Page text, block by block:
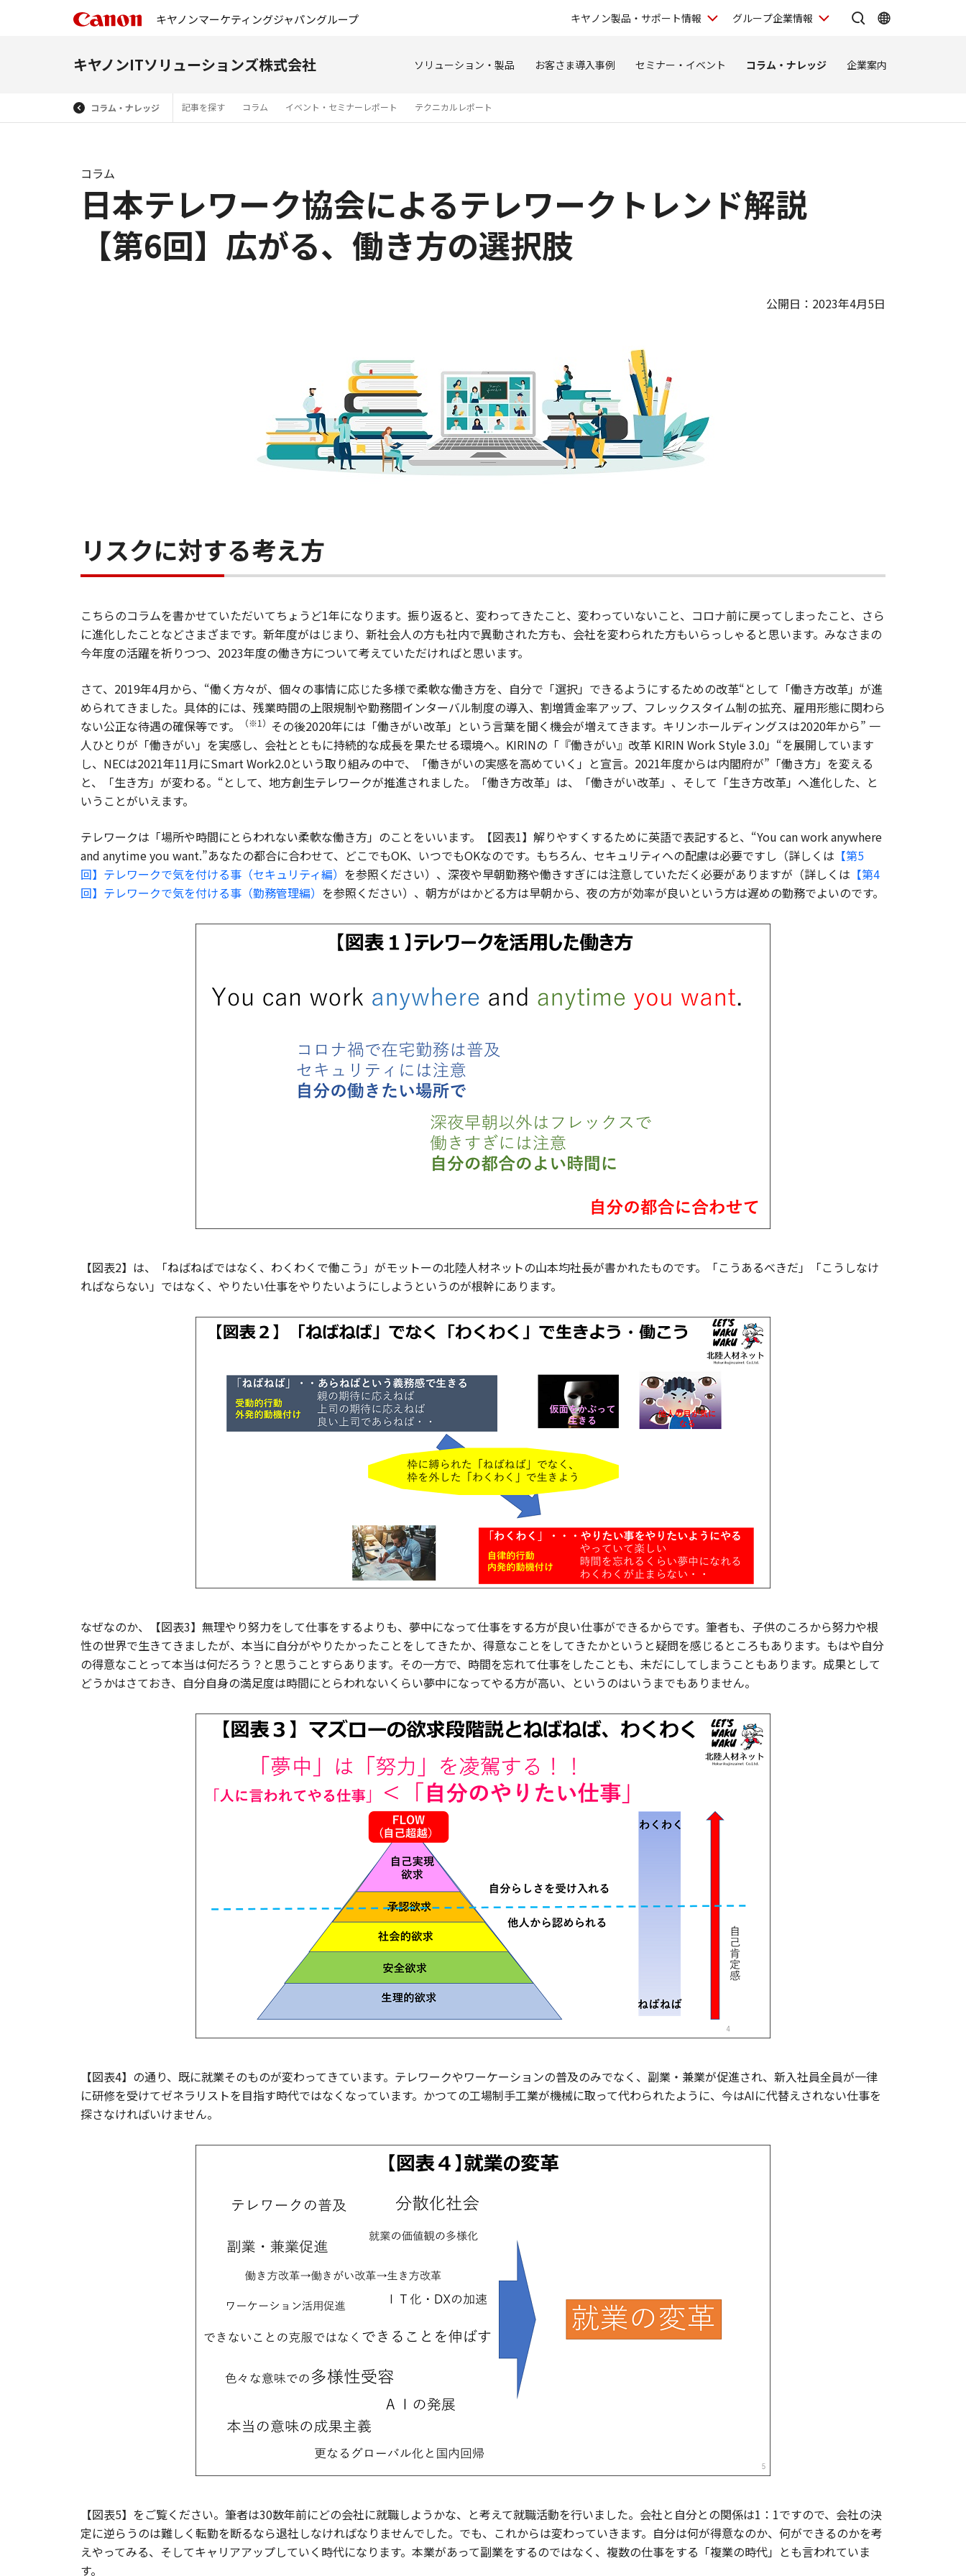
キヤノンマーケティングジャパングループ キヤノン製品・サポート情報 グループ企業情報
キヤノンITソリューションズ株式会社 ソリューション・製品 お客さま導入事例 セミナー・イベント コラム・ナレッジ 企業案内
コラム・ナレッジ 記事を探す コラム イベント・セミナーレポート テクニカルレポート
日本テレワーク協会によるテレワークトレンド解説
【第6回】広がる、働き方の選択肢
コラム
公開日：2023年4月5日
リスクに対する考え方
こちらのコラムを書かせていただいてちょうど1年になります。振り返ると、変わってきたこと、変わっていないこと、コロナ前に戻ってしまったこと、さら
に進化したことなどさまざまです。新年度がはじまり、新社会人の方も社内で異動された方も、会社を変わられた方もいらっしゃると思います。みなさまの
今年度の活躍を祈りつつ、2023年度の働き方について考えていただければと思います。
さて、2019年4月から、“働く方々が、個々の事情に応じた多様で柔軟な働き方を、自分で「選択」できるようにするための改革“として「働き方改革」が進
められてきました。具体的には、残業時間の上限規制や勤務間インターバル制度の導入、割増賃金率アップ、フレックスタイム制の拡充、雇用形態に関わら
ない公正な待遇の確保等です。
（※1） その後2020年には「働きがい改革」という言葉を聞く機会が増えてきます。キリンホールディングスは2020年から” 一
人ひとりが「働きがい」を実感し、会社とともに持続的な成長を果たせる環境へ。KIRINの「『働きがい』改革 KIRIN Work Style 3.0」“を展開しています
し、NECは2021年11月にSmart Work2.0という取り組みの中で、「働きがいの実感を高めていく」と宣言。2021年度からは内閣府が”「働き方」を変える
と、「生き方」が変わる。“として、地方創生テレワークが推進されました。「働き方改革」は、「働きがい改革」、そして「生き方改革」へ進化した、と
いうことがいえます。
テレワークは「場所や時間にとらわれない柔軟な働き方」のことをいいます。【図表1】解りやすくするために英語で表記すると、“You can work anywhere
and anytime you want.”あなたの都合に合わせて、どこでもOK、いつでもOKなのです。もちろん、セキュリティへの配慮は必要ですし（詳しくは 【第5
回】テレワークで気を付ける事（セキュリティ編） を参照ください）、深夜や早朝勤務や働きすぎには注意していただく必要がありますが（詳しくは 【第4
回】テレワークで気を付ける事（勤務管理編） を参照ください）、朝方がはかどる方は早朝から、夜の方が効率が良いという方は遅めの勤務でよいのです。
【図表2】は、「ねばねばではなく、わくわくで働こう」がモットーの北陸人材ネットの山本均社長が書かれたものです。「こうあるべきだ」「こうしなけ
ればならない」ではなく、やりたい仕事をやりたいようにしようというのが根幹にあります。
なぜなのか、【図表3】無理やり努力をして仕事をするよりも、夢中になって仕事をする方が良い仕事ができるからです。筆者も、子供のころから努力や根
性の世界で生きてきましたが、本当に自分がやりたかったことをしてきたか、得意なことをしてきたかというと疑問を感じるところもあります。もはや自分
の得意なことって本当は何だろう？と思うことすらあります。その一方で、時間を忘れて仕事をしたことも、未だにしてしまうこともあります。成果として
どうかはさておき、自分自身の満足度は時間にとらわれないくらい夢中になってやる方が高い、というのはいうまでもありません。
【図表4】の通り、既に就業そのものが変わってきています。テレワークやワーケーションの普及のみでなく、副業・兼業が促進され、新入社員全員が一律
に研修を受けてゼネラリストを目指す時代ではなくなっています。かつての工場制手工業が機械に取って代わられたように、今はAIに代替えされない仕事を
探さなければいけません。
【図表5】をご覧ください。筆者は30数年前にどの会社に就職しようかな、と考えて就職活動を行いました。会社と自分との関係は1：1ですので、会社の決
定に逆らうのは難しく転勤を断るなら退社しなければなりませんでした。でも、これからは変わっていきます。自分は何が得意なのか、何ができるのかを考
えやってみる、そしてキャリアアップしていく時代になります。本業があって副業をするのではなく、複数の仕事をする「複業の時代」とも言われていま
す。